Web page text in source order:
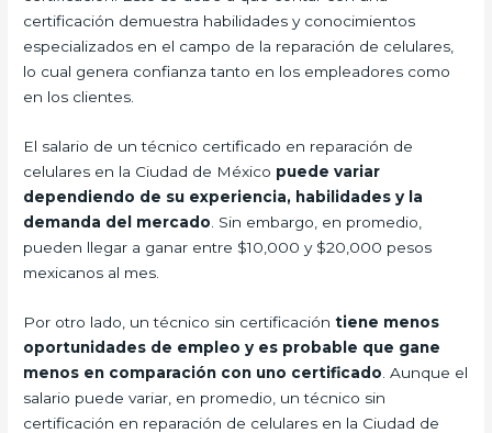
certificación demuestra habilidades y conocimientos
especializados en el campo de la reparación de celulares,
lo cual genera confianza tanto en los empleadores como
en los clientes.
El salario de un técnico certificado en reparación de
celulares en la Ciudad de México puede variar
dependiendo de su experiencia, habilidades y la
demanda del mercado . Sin embargo, en promedio,
pueden llegar a ganar entre $10,000 y $20,000 pesos
mexicanos al mes.
Por otro lado, un técnico sin certificacióntiene menos
oportunidades de empleo y es probable que gane
menos en comparación con uno certificado . Aunque el
salario puede variar, en promedio, un técnico sin
certificación en reparación de celulares en la Ciudad de